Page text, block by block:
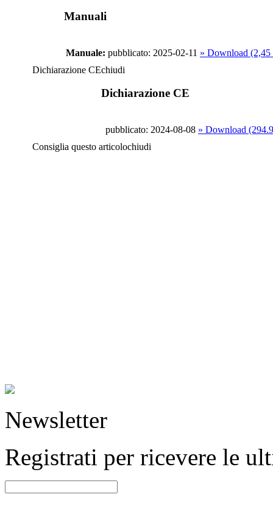
Manuali
Manuale: pubblicato: 2025-02-11 » Download
Dichiarazione CEchiudi
Dichiarazione CE
pubblicato: 2024-08-08 » Download
Consiglia questo articolochiudi
Newsletter
Registrati per ricevere le